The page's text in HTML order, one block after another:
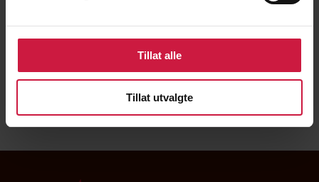
Tillat alle
Tillat utvalgte
Standard logo NTG med hvit kant til bruk på mørk
bakgrunn i dokumenter og på nettsider, .PNG fil
Standard logo NTG med hvit kant til trykk på mørk
bakgrunn, CMYK fargekode, .AI fil